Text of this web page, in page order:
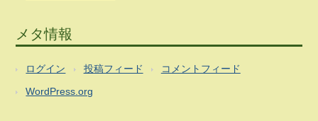
メタ情報
ログイン 投稿フィード コメントフィード
WordPress.org